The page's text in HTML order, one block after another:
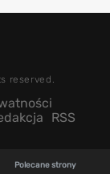
reserved.
RSS
Polecane strony